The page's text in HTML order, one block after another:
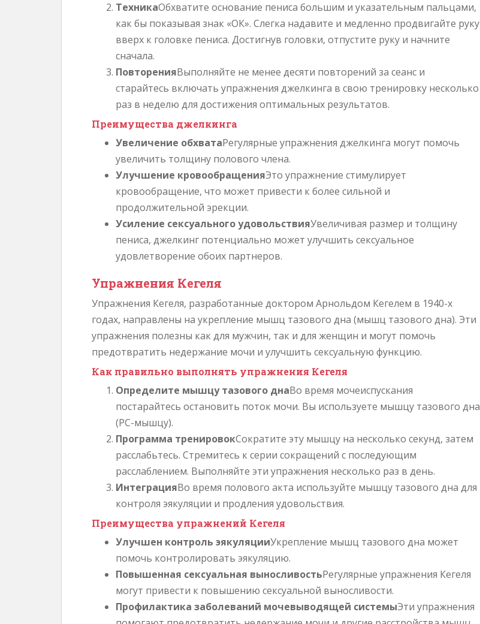
ТехникаОбхватите основание пениса большим и указательным пальцами,
как бы показывая знак «ОК». Слегка надавите и медленно продвигайте руку
вверх к головке пениса. Достигнув головки, отпустите руку и начните
сначала.
ПовторенияВыполняйте не менее десяти повторений за сеанс и
старайтесь включать упражнения джелкинга в свою тренировку несколько
раз в неделю для достижения оптимальных результатов.
Преимущества джелкинга
Увеличение обхватаРегулярные упражнения джелкинга могут помочь
увеличить толщину полового члена.
Улучшение кровообращенияЭто упражнение стимулирует
кровообращение, что может привести к более сильной и
продолжительной эрекции.
Усиление сексуального удовольствияУвеличивая размер и толщину
пениса, джелкинг потенциально может улучшить сексуальное
удовлетворение обоих партнеров.
Упражнения Кегеля
Упражнения Кегеля, разработанные доктором Арнольдом Кегелем в 1940-х
годах, направлены на укрепление мышц тазового дна (мышц тазового дна). Эти
упражнения полезны как для мужчин, так и для женщин и могут помочь
предотвратить недержание мочи и улучшить сексуальную функцию.
Как правильно выполнять упражнения Кегеля
Определите мышцу тазового днаВо время мочеиспускания
постарайтесь остановить поток мочи. Вы используете мышцу тазового дна
(PC-мышцу).
Программа тренировокСократите эту мышцу на несколько секунд, затем
расслабьтесь. Стремитесь к серии сокращений с последующим
расслаблением. Выполняйте эти упражнения несколько раз в день.
ИнтеграцияВо время полового акта используйте мышцу тазового дна для
контроля эякуляции и продления удовольствия.
Преимущества упражнений Кегеля
Улучшен контроль эякуляцииУкрепление мышц тазового дна может
помочь контролировать эякуляцию.
Повышенная сексуальная выносливостьРегулярные упражнения Кегеля
могут привести к повышению сексуальной выносливости.
Профилактика заболеваний мочевыводящей системыЭти упражнения